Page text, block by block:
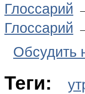
Глоссарий
Глоссарий
Обсудить
Теги: